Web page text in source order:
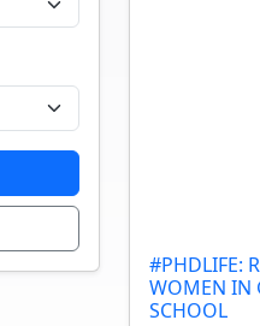
#PHDLIFE:
WOMEN IN
SCHOOL